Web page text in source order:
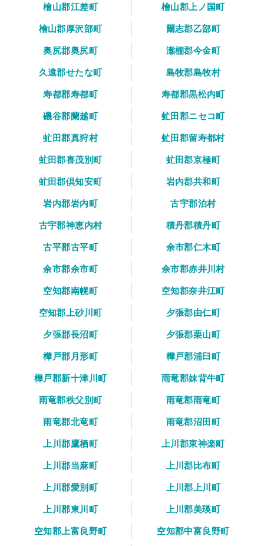
檜山郡江差町
檜山郡上ノ国町
檜山郡厚沢部町
爾志郡乙部町
奥尻郡奥尻町
瀬棚郡今金町
久遠郡せたな町
島牧郡島牧村
寿都郡寿都町
寿都郡黒松内町
磯谷郡蘭越町
虻田郡ニセコ町
虻田郡真狩村
虻田郡留寿都村
虻田郡喜茂別町
虻田郡京極町
虻田郡倶知安町
岩内郡共和町
岩内郡岩内町
古宇郡泊村
古宇郡神恵内村
積丹郡積丹町
古平郡古平町
余市郡仁木町
余市郡余市町
余市郡赤井川村
空知郡南幌町
空知郡奈井江町
空知郡上砂川町
夕張郡由仁町
夕張郡長沼町
夕張郡栗山町
樺戸郡月形町
樺戸郡浦臼町
樺戸郡新十津川町
雨竜郡妹背牛町
雨竜郡秩父別町
雨竜郡雨竜町
雨竜郡北竜町
雨竜郡沼田町
上川郡鷹栖町
上川郡東神楽町
上川郡当麻町
上川郡比布町
上川郡愛別町
上川郡上川町
上川郡東川町
上川郡美瑛町
空知郡上富良野町
空知郡中富良野町